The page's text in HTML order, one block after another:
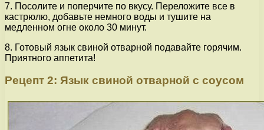
7. Посолите и поперчите по вкусу. Переложите все в
кастрюлю, добавьте немного воды и тушите на
медленном огне около 30 минут.
8. Готовый язык свиной отварной подавайте горячим.
Приятного аппетита!
Рецепт 2: Язык свиной отварной с соусом